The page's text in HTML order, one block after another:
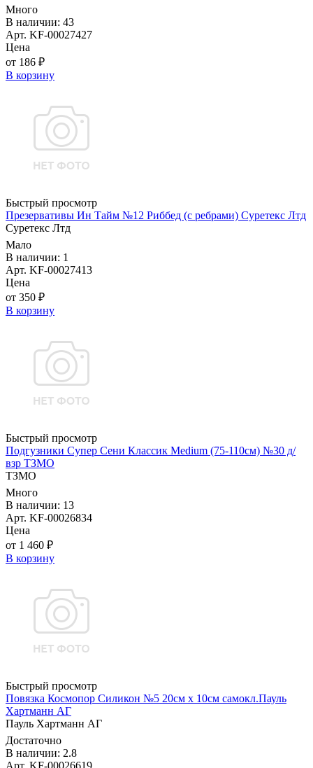
Много
В наличии: 43
Арт. KF-00027427
Цена
от 186 ₽
В корзину
Быстрый просмотр
Презервативы Ин Тайм №12 Риббед (с ребрами) Суретекс Лтд
Суретекс Лтд
Мало
В наличии: 1
Арт. KF-00027413
Цена
от 350 ₽
В корзину
Быстрый просмотр
Подгузники Супер Сени Классик Medium (75-110см) №30 д/
взр ТЗМО
ТЗМО
Много
В наличии: 13
Арт. KF-00026834
Цена
от 1 460 ₽
В корзину
Быстрый просмотр
Повязка Космопор Силикон №5 20см х 10см самокл.Пауль
Хартманн AГ
Пауль Хартманн AГ
Достаточно
В наличии: 2.8